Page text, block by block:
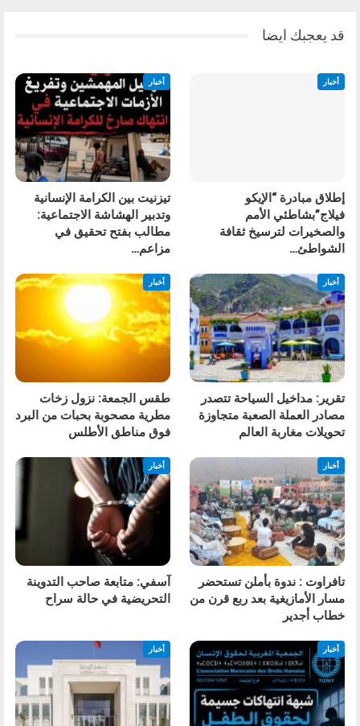
قد يعجبك ايضا
أخبار
إطلاق مبادرة “الإيكو
فيلاج”بشاطئي الأمم
والصخيرات لترسيخ ثقافة
الشواطئ…
أخبار
تيزنيت بين الكرامة الإنسانية
وتدبير الهشاشة الاجتماعية:
مطالب بفتح تحقيق في
مزاعم…
أخبار
تقرير: مداخيل السياحة تتصدر
مصادر العملة الصعبة متجاوزة
تحويلات مغاربة العالم
أخبار
طقس الجمعة: نزول زخات
مطرية مصحوبة بحبات من البرد
فوق مناطق الأطلس
أخبار
تافراوت : ندوة بأملن تستحضر
مسار الأمازيغية بعد ربع قرن من
خطاب أجدير
أخبار
آسفي: متابعة صاحب التدوينة
التحريضية في حالة سراح
أخبار أخبار